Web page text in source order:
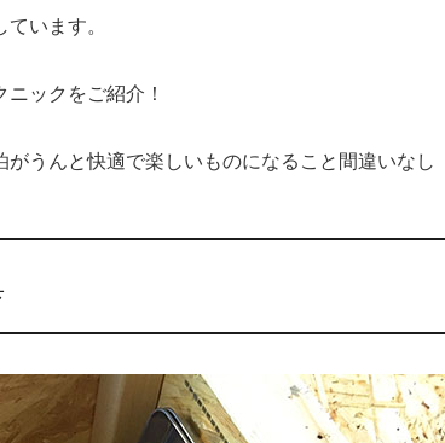
います。
ックをご紹介！
うんと快適で楽しいものになること間違いなし